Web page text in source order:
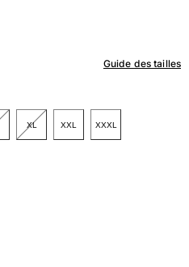
Guide des tailles
XL XXL XXXL